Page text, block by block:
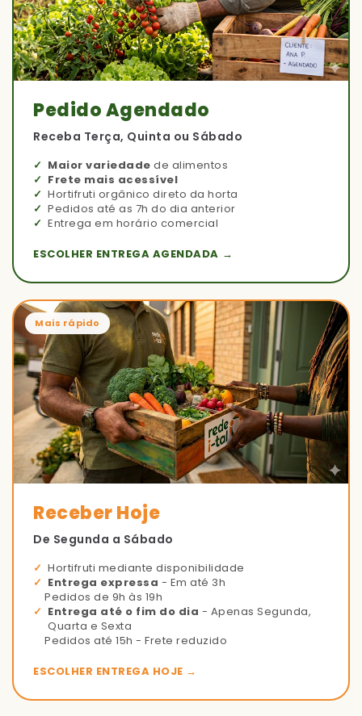
Pedido Agendado
Receba Terça, Quinta ou Sábado
Maior variedade de alimentos
Frete mais acessível
Hortifruti orgânico direto da horta
Pedidos até as 7h do dia anterior
Entrega em horário comercial
ESCOLHER ENTREGA AGENDADA →
Mais rápido
Receber Hoje
De Segunda a Sábado
Hortifruti mediante disponibilidade
Entrega expressa - Em até 3h
Pedidos de 9h às 19h
Entrega até o fim do dia - Apenas Segunda,
Quarta e Sexta
Pedidos até 15h - Frete reduzido
ESCOLHER ENTREGA HOJE →